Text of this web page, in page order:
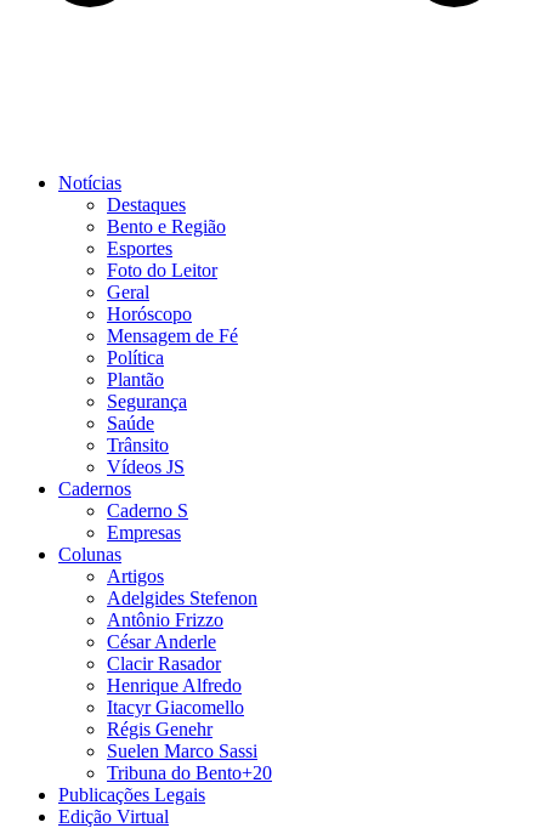
Notícias
Destaques
Bento e Região
Esportes
Foto do Leitor
Geral
Horóscopo
Mensagem de Fé
Política
Plantão
Segurança
Saúde
Trânsito
Vídeos JS
Cadernos
Caderno S
Empresas
Colunas
Artigos
Adelgides Stefenon
Antônio Frizzo
César Anderle
Clacir Rasador
Henrique Alfredo
Itacyr Giacomello
Régis Genehr
Suelen Marco Sassi
Tribuna do Bento+20
Publicações Legais
Edição Virtual